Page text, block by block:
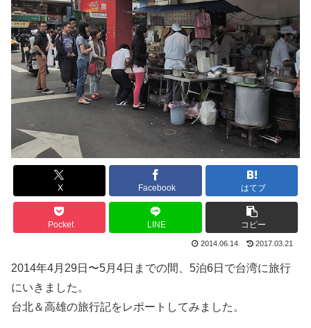
X Facebook はてブ
Pocket LINE コピー
2014.06.14 2017.03.21
2014年4月29日〜5月4日までの間、5泊6日で台湾に旅行
にいきました。
台北＆高雄の旅行記をレポートしてみました。